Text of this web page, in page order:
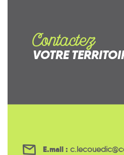
Contactez
VOTRE
E.mail :